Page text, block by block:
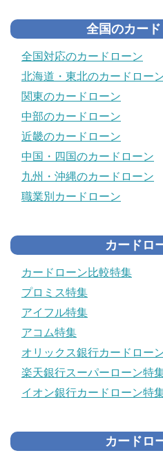
全国のカー
全国対応のカードローン
北海道・東北のカードロー
関東のカードローン
中部のカードローン
近畿のカードローン
中国・四国のカードローン
九州・沖縄のカードローン
職業別カードローン
カードロ
カードローン比較特集
プロミス特集
アイフル特集
アコム特集
オリックス銀行カードロー
楽天銀行スーパーローン特
イオン銀行カードローン特
カードロ